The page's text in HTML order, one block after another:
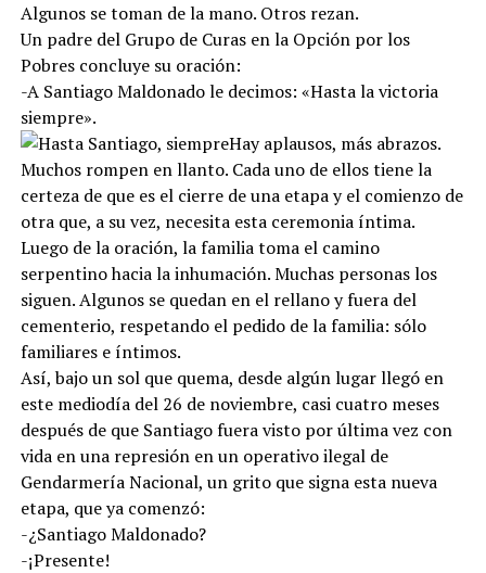
Algunos se toman de la mano. Otros rezan.
Un padre del Grupo de Curas en la Opción por los
Pobres concluye su oración:
-A Santiago Maldonado le decimos: «Hasta la victoria
siempre».
Hay aplausos, más abrazos.
Muchos rompen en llanto. Cada uno de ellos tiene la
certeza de que es el cierre de una etapa y el comienzo de
otra que, a su vez, necesita esta ceremonia íntima.
Luego de la oración, la familia toma el camino
serpentino hacia la inhumación. Muchas personas los
siguen. Algunos se quedan en el rellano y fuera del
cementerio, respetando el pedido de la familia: sólo
familiares e íntimos.
Así, bajo un sol que quema, desde algún lugar llegó en
este mediodía del 26 de noviembre, casi cuatro meses
después de que Santiago fuera visto por última vez con
vida en una represión en un operativo ilegal de
Gendarmería Nacional, un grito que signa esta nueva
etapa, que ya comenzó:
-¿Santiago Maldonado?
-¡Presente!